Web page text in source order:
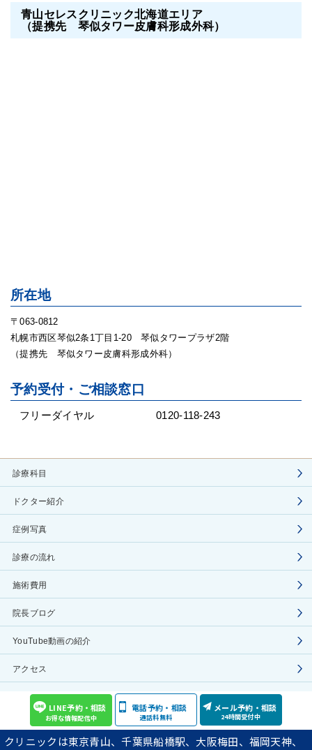
青山セレスクリニック北海道エリア
（提携先 琴似タワー皮膚科形成外科）
所在地
〒063-0812
札幌市西区琴似2条1丁目1-20 琴似タワープラザ2階
（提携先 琴似タワー皮膚科形成外科）
予約受付・ご相談窓口
フリーダイヤル 0120-118-243
診療科目
ドクター紹介
症例写真
診療の流れ
施術費用
院長ブログ
YouTube動画の紹介
アクセス
プライバシーポリシー
COPYRIGHT(C) Aoyama Celes Clinic ALL RIGHTS RESERVED
LINE予約・相談
お得な情報配信中
電話予約・相談
通話料無料
メール予約・相談
24時間受付中
クリニックは東京青山、千葉県船橋駅、大阪梅田、福岡天神、